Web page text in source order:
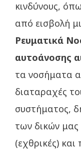
κινδύνους,
από εισβολή
Ρευματικά
αυτοάνοσης
τα νοσήματα
διαταραχές
συστήματος,
των δικών
(εχθρικές) και